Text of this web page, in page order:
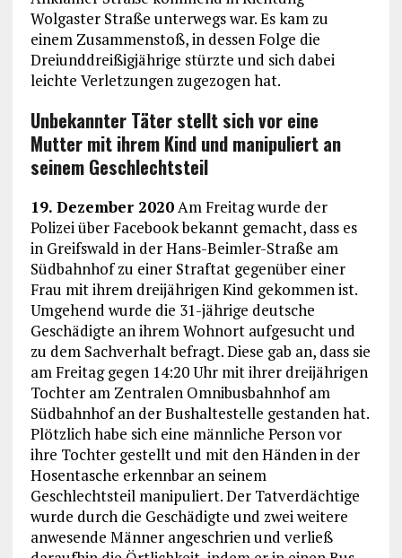
Wolgaster Straße unterwegs war. Es kam zu
einem Zusammenstoß, in dessen Folge die
Dreiunddreißigjährige stürzte und sich dabei
leichte Verletzungen zugezogen hat.
Unbekannter Täter stellt sich vor eine
Mutter mit ihrem Kind und manipuliert an
seinem Geschlechtsteil
19. Dezember 2020Am Freitag wurde der
Polizei über Facebook bekannt gemacht, dass es
in Greifswald in der Hans-Beimler-Straße am
Südbahnhof zu einer Straftat gegenüber einer
Frau mit ihrem dreijährigen Kind gekommen ist.
Umgehend wurde die 31-jährige deutsche
Geschädigte an ihrem Wohnort aufgesucht und
zu dem Sachverhalt befragt. Diese gab an, dass sie
am Freitag gegen 14:20 Uhr mit ihrer dreijährigen
Tochter am Zentralen Omnibusbahnhof am
Südbahnhof an der Bushaltestelle gestanden hat.
Plötzlich habe sich eine männliche Person vor
ihre Tochter gestellt und mit den Händen in der
Hosentasche erkennbar an seinem
Geschlechtsteil manipuliert. Der Tatverdächtige
wurde durch die Geschädigte und zwei weitere
anwesende Männer angeschrien und verließ